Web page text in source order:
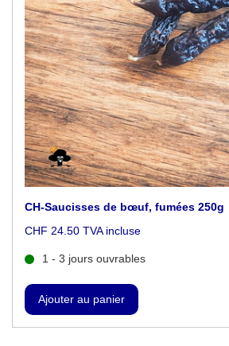
CH-Saucisses de bœuf, fumées 250g
CHF 24.50 TVA incluse
1 - 3 jours ouvrables